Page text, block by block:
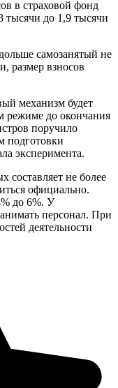
в страховой фонд
тысячи до 1,9 тысячи
самозанятый не
размер взносов
механизм будет
режиме до окончания
поручило
подготовки
эксперимента.
составляет не более
официально.
до 6%. У
персонал. При
деятельности